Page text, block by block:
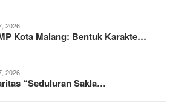
2026
Kota Malang: Bentuk Karakte…
2026
“Seduluran Sakla…